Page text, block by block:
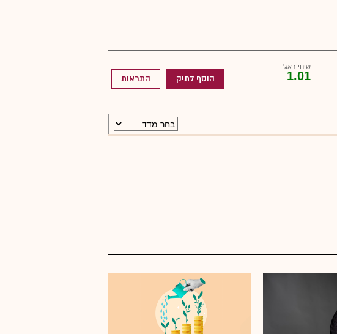
שינוי באג'
1.01 הוסף לתיק התראות